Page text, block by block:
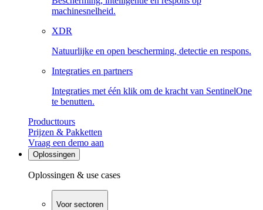
machinesnelheid.
XDR
Natuurlijke en open bescherming, detectie en respons.
Integraties en partners
Integraties met één klik om de kracht van SentinelOne
te benutten.
Producttours
Prijzen & Pakketten
Vraag een demo aan
Oplossingen
Oplossingen & use cases
Voor sectoren